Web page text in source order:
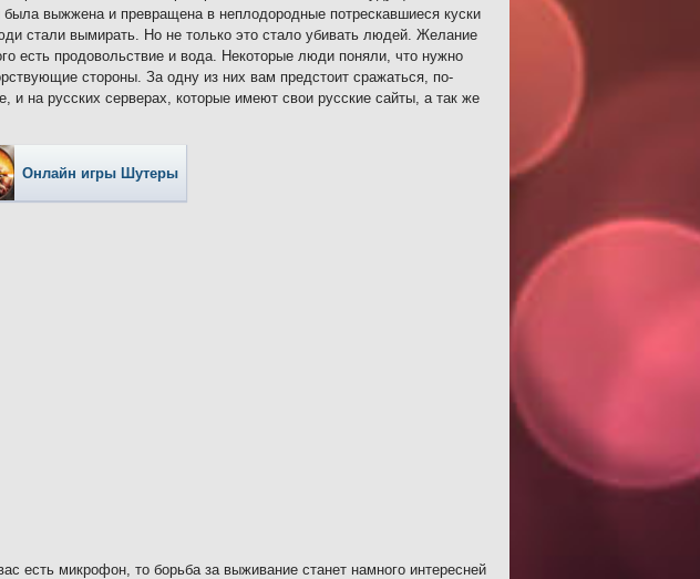
выжжена и превращена в неплодородные потрескавшиеся куски
стали вымирать. Но не только это стало убивать людей. Желание
есть продовольствие и вода. Некоторые люди поняли, что нужно
стороны. За одну из них вам предстоит сражаться, по-
на русских серверах, которые имеют свои русские сайты, а так же
Онлайн игры Шутеры
есть микрофон, то борьба за выживание станет намного интересней